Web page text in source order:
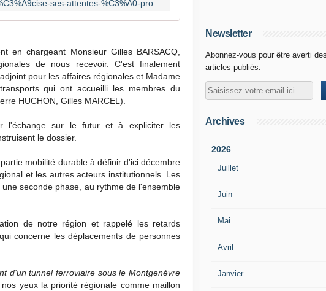
en chargeant Monsieur Gilles BARSACQ,
de nous recevoir. C'est finalement
pour les affaires régionales et Madame
qui ont accueilli les membres du
HUCHON, Gilles MARCEL).
l'échange sur le futur et à expliciter les
le dossier.
mobilité durable à définir d'ici décembre
et les autres acteurs institutionnels. Les
seconde phase, au rythme de l'ensemble
de notre région et rappelé les retards
concerne les déplacements de personnes
d'un tunnel ferroviaire sous le Montgenèvre
yeux la priorité régionale comme maillon
Newsletter
Abonnez-vous pour être averti
articles publiés.
Archives
2026
Juillet
Juin
Mai
Avril
Janvier